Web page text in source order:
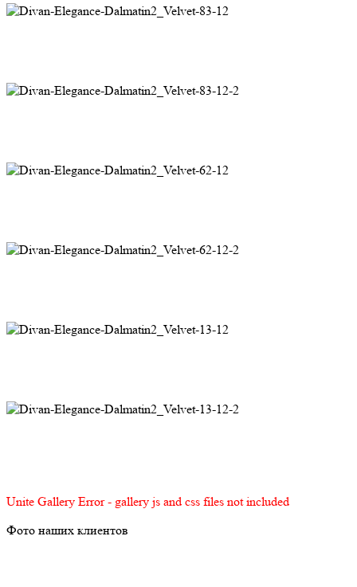
Unite Gallery Error - gallery js and css files not included
Фото наших клиентов